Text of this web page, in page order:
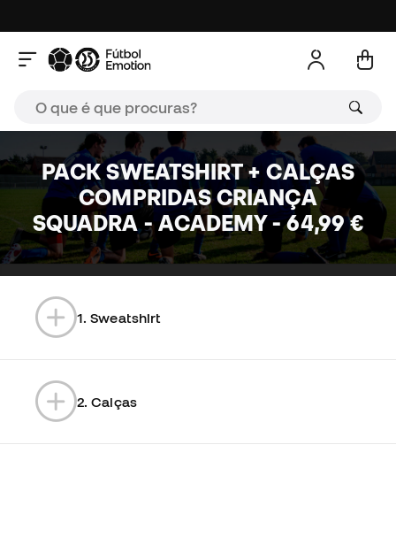
PACK SWEATSHIRT + CALÇAS
COMPRIDAS CRIANÇA
SQUADRA - ACADEMY - 64,99 €
1. Sweatshirt
2. Calças